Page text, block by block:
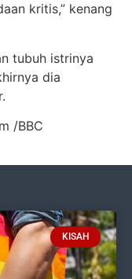
kritis,” kenang
tubuh istrinya
dia
/BBC
KISAH